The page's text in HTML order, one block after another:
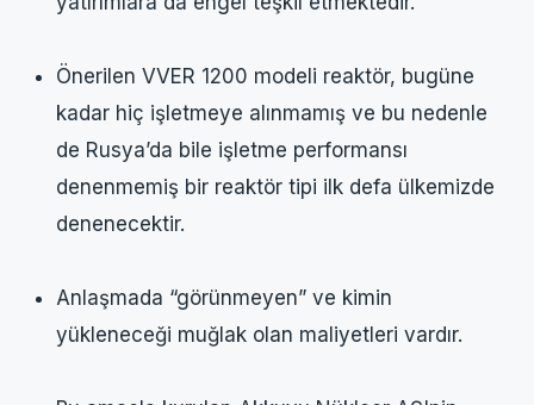
Önerilen VVER 1200 modeli reaktör, bugüne
kadar hiç işletmeye alınmamış ve bu nedenle
de Rusya’da bile işletme performansı
denenmemiş bir reaktör tipi ilk defa ülkemizde
denenecektir.
Anlaşmada “görünmeyen” ve kimin
yükleneceği muğlak olan maliyetleri vardır.